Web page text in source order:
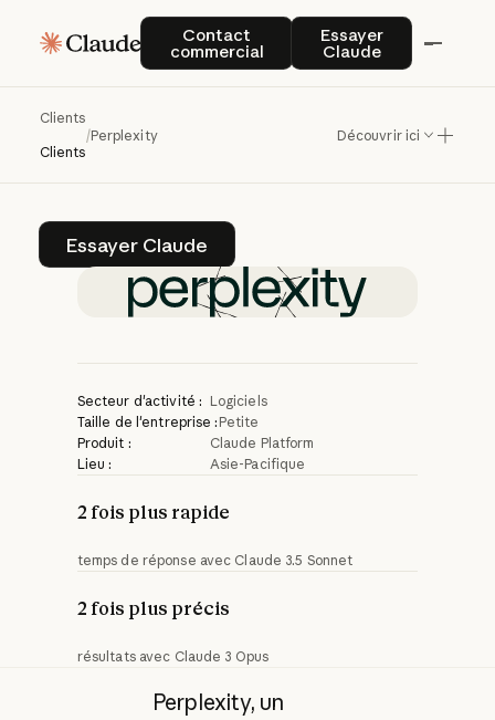
Contact
commercial
Contact commercial
Essayer
Claude
Essayer Claude
Clients
Clients
/Perplexity Découvrir ici
Perplexityfournitdes
réponsesfactuelleset
pertinentes
avec
Claude
Essayer Claude
Essayer Claude
Secteur d'activité : Logiciels
Taille de l'entreprise : Petite
Produit :
Claude Platform
Lieu :
Asie-Pacifique
2 fois plus rapide
temps de réponse avec Claude 3.5 Sonnet
2 fois plus précis
résultats avec Claude 3 Opus
Perplexity, un